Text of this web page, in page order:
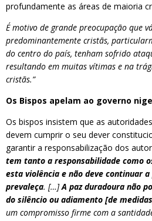
profundamente as áreas de maioria
É motivo de grande preocupação que
predominantemente cristãs,
do centro do país, tenham sofrido
resultando em muitas vítimas e na
cristãs.”
Os Bispos apelam ao governo
Os bispos insistem que as
devem cumprir o seu dever
garantir a responsabilização dos
tem tanto a responsabilidade como
esta violência e não deve continuar
prevaleça. […]A paz duradoura não
do silêncio ou adiamento [de
um compromisso firme com a